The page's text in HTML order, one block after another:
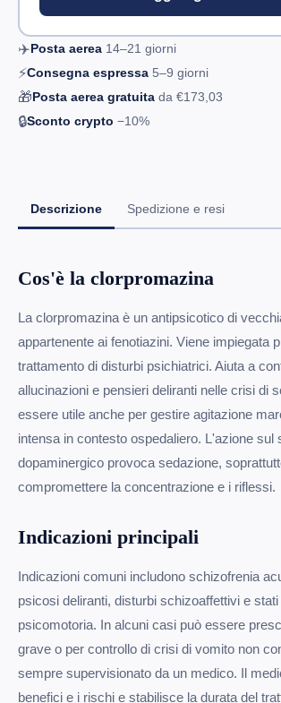
✈️Posta aerea 14–21 giorni
⚡Consegna espressa 5–9 giorni
🎁Posta aerea gratuita da €173,03
🔒Sconto crypto −10%
Descrizione Spedizione e resi
Cos'è la clorpromazina
La clorpromazina è un antipsicotico di
appartenente ai fenotiazini. Viene impiegata
trattamento di disturbi psichiatrici. Aiuta a
allucinazioni e pensieri deliranti nelle crisi di
essere utile anche per gestire agitazione
intensa in contesto ospedaliero. L'azione sul
dopaminergico provoca sedazione,
compromettere la concentrazione e i riflessi.
Indicazioni principali
Indicazioni comuni includono schizofrenia
psicosi deliranti, disturbi schizoaffettivi e
psicomotoria. In alcuni casi può essere
grave o per controllo di crisi di vomito non
sempre supervisionato da un medico. Il
benefici e i rischi e stabilisce la durata del